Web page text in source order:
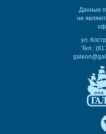
Данные
не
ул.
Тел.: